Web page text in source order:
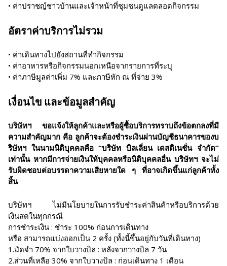
• ค่าปราชญ์ชาวบ้านและเจ้าหน้าที่ชุมชนดูแลตลอดกิจกรรม
อัตราค่าบริการไม่รวม
• ค่าเดินทางไปยังสถานที่ทำกิจกรรม
• ค่าอาหารหรือกิจกรรมนอกเหนือจากรายการที่ระบุ
• ค่าภาษีมูลค่าเพิ่ม 7% และภาษีหัก ณ ที่จ่าย 3%
เงื่อนไข และข้อมูลสำคัญ
บริษัทฯ ขอแจ้งให้ลูกค้าและหรือผู้ซื้อบริการทราบถึงข้อตกลงที่มี
ความสำคัญมาก คือ ลูกค้าจะต้องชำระเงินผ่านบัญชีธนาคารของบ
ริษัทฯ ในนามนิติบุคคลคือ “บริษัท บิลเลี่ยน เดสติเนชั่น จำกัด”
เท่านั้น หากมีการจ่ายเงินให้บุคคลหรือนิติบุคคลอื่น บริษัทฯ จะไม่
รับผิดชอบต่อบรรดาความเสียหายใด ๆ ที่อาจเกิดขึ้นแก่ลูกค้าทั้ง
สิ้น
บริษัทฯ ไม่มีนโยบายในการรับชำระค่าสินค้าหรือบริการด้วย
เงินสดในทุกกรณี
การชำระเงิน : ชำระ 100% ก่อนการเดินทาง
หรือ สามารถแบ่งออกเป็น 2 ครั้ง (ทั้งนี้ขึ้นอยู่กับวันที่เดินทาง)
1.มัดจำ 70% จากใบวางบิล : หลังจากวางบิล 7 วัน
2.ส่วนที่เหลือ 30% จากใบวางบิล : ก่อนเดินทาง 1 เดือน